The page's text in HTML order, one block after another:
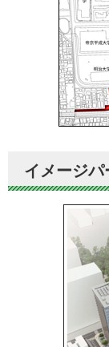
イメージパ